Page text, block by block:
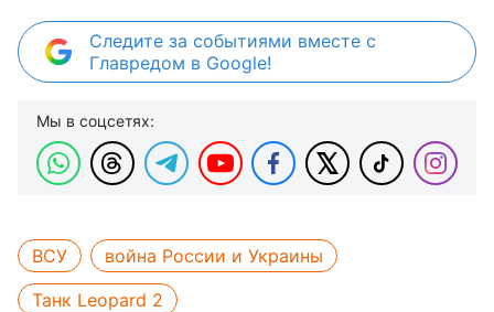
Следите за событиями вместе с
Главредом в Google!
Мы в соцсетях:
ВСУ
война России и Украины
Танк Leopard 2